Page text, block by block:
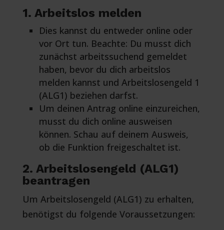
1. Arbeitslos melden
Dies kannst du entweder online oder
vor Ort tun. Beachte: Du musst dich
zunächst arbeitssuchend gemeldet
haben, bevor du dich arbeitslos
melden kannst und Arbeitslosengeld 1
(ALG1) beziehen darfst.
Um deinen Antrag online einzureichen,
musst du dich online ausweisen
können. Schau auf deinem Ausweis,
ob die Funktion freigeschaltet ist.
2. Arbeitslosengeld (ALG1)
beantragen
Um Arbeitslosengeld (ALG1) zu erhalten,
benötigst du folgende Voraussetzungen: